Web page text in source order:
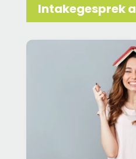
Intakegesprek